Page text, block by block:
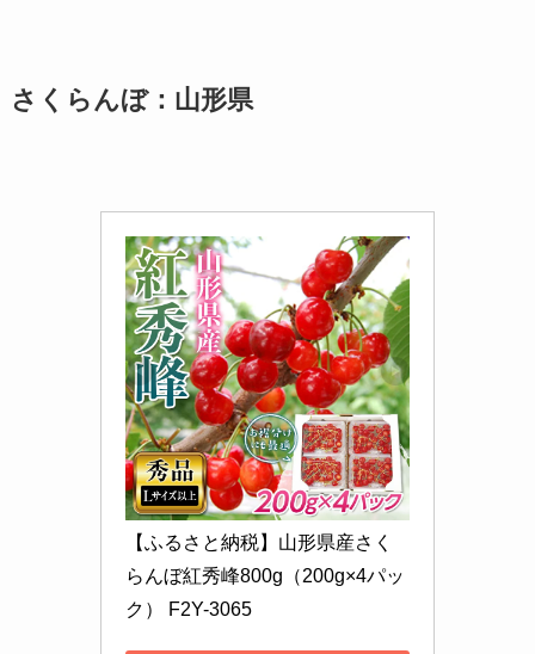
さくらんぼ：山形県
【ふるさと納税】山形県産さく
らんぼ紅秀峰800g（200g×4パッ
ク） F2Y-3065